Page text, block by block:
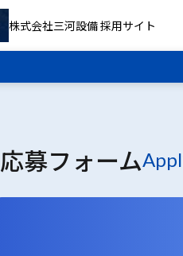
株式会社三河設備 採用サイト
応募フォーム